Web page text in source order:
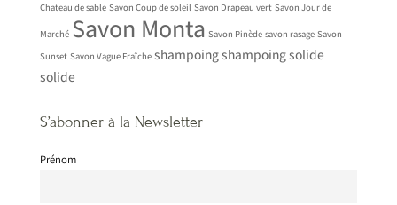
Chateau de sable Savon Coup de soleil Savon Drapeau vert Savon Jour de
Marché Savon Monta Savon Pinède savon rasage Savon
Sunset Savon Vague Fraîche shampoingshampoing solide
solide
S’abonner à la Newsletter
Prénom